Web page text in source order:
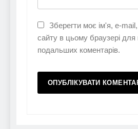
Зберегти моє ім'я, e-
сайту в цьому браузері для
подальших коментарів.